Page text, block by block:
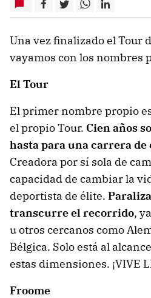
Una vez finalizado el Tour
vayamos con los nombres
El Tour
El primer nombre propio
el propio Tour. Cien años
hasta para una carrera de
Creadora por sí sola de
capacidad de cambiar la
deportista de élite.
transcurre el recorrido,
u otros cercanos como
Bélgica. Solo está al
estas dimensiones. ¡VIVE
Froome